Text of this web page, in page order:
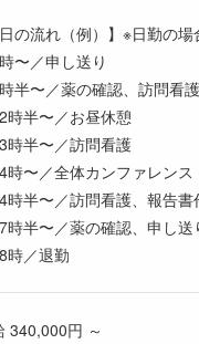
日の流れ（例）】※日勤の場
〜／申し送り
半〜／薬の確認、訪問看護
時半〜／お昼休憩
時半〜／訪問看護
〜／全体カンファレンス
時半〜／訪問看護、報告書
半〜／薬の確認、申し送
時／退勤
340,000円 ～